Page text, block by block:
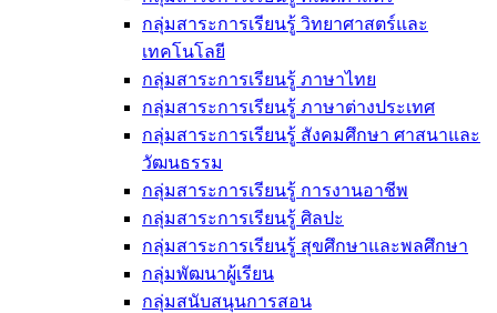
กลุ่มสาระการเรียนรู้ วิทยาศาสตร์และ
เทคโนโลยี
กลุ่มสาระการเรียนรู้ ภาษาไทย
กลุ่มสาระการเรียนรู้ ภาษาต่างประเทศ
กลุ่มสาระการเรียนรู้ สังคมศึกษา ศาสนาและ
วัฒนธรรม
กลุ่มสาระการเรียนรู้ การงานอาชีพ
กลุ่มสาระการเรียนรู้ ศิลปะ
กลุ่มสาระการเรียนรู้ สุขศึกษาและพลศึกษา
กลุ่มพัฒนาผู้เรียน
กลุ่มสนับสนุนการสอน